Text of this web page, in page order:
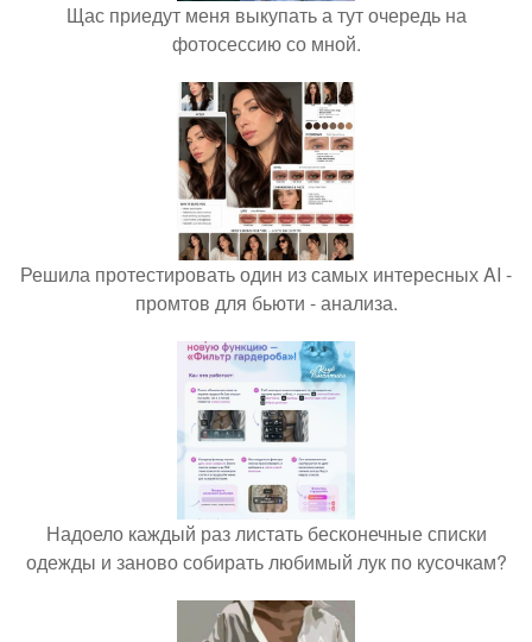
Щас приедут меня выкупать а тут очередь на
фотосессию со мной.
Решила протестировать один из самых интересных AI -
промтов для бьюти - анализа.
Надоело каждый раз листать бесконечные списки
одежды и заново собирать любимый лук по кусочкам?